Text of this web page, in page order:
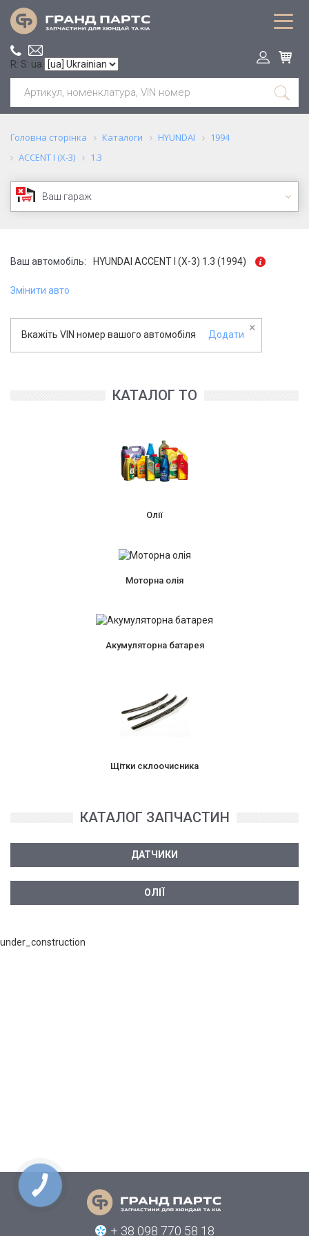
R: S: ua
Головна сторінка Каталоги HYUNDAI
1994
ACCENT I (X-3)
1.3
Ваш гараж
Ваш автомобіль: HYUNDAI ACCENT I (X-3) 1.3 (1994)
Змінити авто
Вкажіть VIN номер вашого автомобіля Додати
×
КАТАЛОГ ТО
Олії
Моторна олія
Акумуляторна батарея
Щітки склоочисника
КАТАЛОГ ЗАПЧАСТИН
ДАТЧИКИ
ОЛІЇ
under_construction
+ 38 098 770 58 18
КНОПКА
СВЯЗИ